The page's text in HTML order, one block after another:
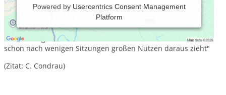
Powered by Usercentrics Consent Management
Platform
" Roger's Methode hat nicht zuletzt dadurch bei Psychologen
beträchtliche Popularität erlangt, dass sie die
Behandlungsdauer wesentlich verkürzt und der Klient oft
schon nach wenigen Sitzungen großen Nutzen daraus zieht"
(Zitat: C. Condrau)